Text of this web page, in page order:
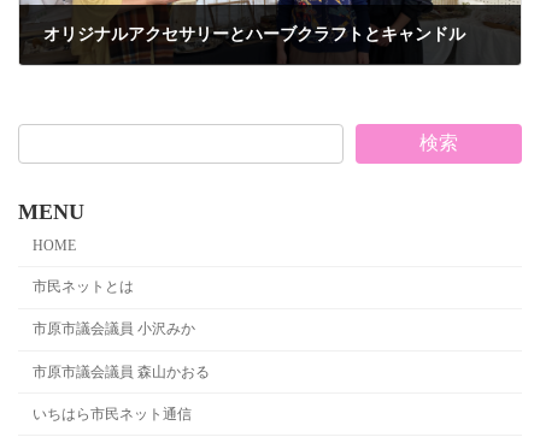
オリジナルアクセサリーとハーブクラフトとキャンドル
検索
MENU
HOME
市民ネットとは
市原市議会議員 小沢みか
市原市議会議員 森山かおる
いちはら市民ネット通信